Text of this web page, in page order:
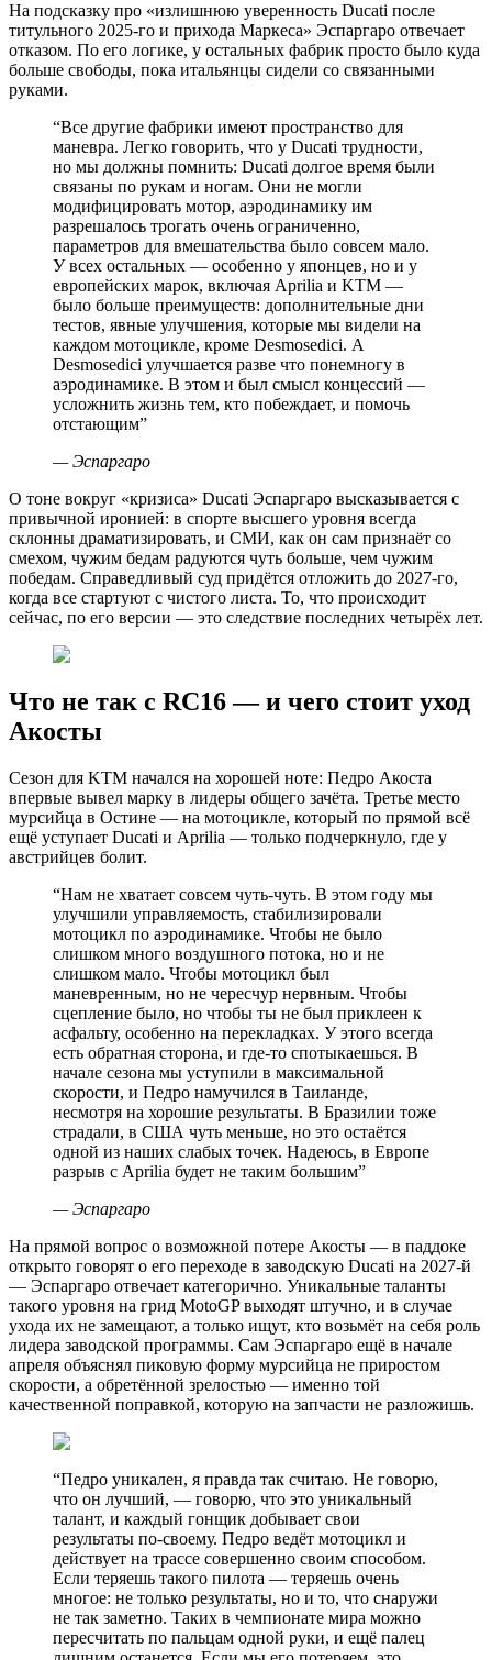
На подсказку про «излишнюю уверенность Ducati после
титульного 2025-го и прихода Маркеса» Эспаргаро отвечает
отказом. По его логике, у остальных фабрик просто было куда
больше свободы, пока итальянцы сидели со связанными
руками.
“Все другие фабрики имеют пространство для
маневра. Легко говорить, что у Ducati трудности,
но мы должны помнить: Ducati долгое время были
связаны по рукам и ногам. Они не могли
модифицировать мотор, аэродинамику им
разрешалось трогать очень ограниченно,
параметров для вмешательства было совсем мало.
У всех остальных — особенно у японцев, но и у
европейских марок, включая Aprilia и KTM —
было больше преимуществ: дополнительные дни
тестов, явные улучшения, которые мы видели на
каждом мотоцикле, кроме Desmosedici. А
Desmosedici улучшается разве что понемногу в
аэродинамике. В этом и был смысл концессий —
усложнить жизнь тем, кто побеждает, и помочь
отстающим”
—Эспаргаро
О тоне вокруг «кризиса» Ducati Эспаргаро высказывается с
привычной иронией: в спорте высшего уровня всегда
склонны драматизировать, и СМИ, как он сам признаёт со
смехом, чужим бедам радуются чуть больше, чем чужим
победам. Справедливый суд придётся отложить до 2027-го,
когда все стартуют с чистого листа. То, что происходит
сейчас, по его версии — это следствие последних четырёх лет.
Что не так с RC16 — и чего стоит уход
Акосты
Сезон для KTM начался на хорошей ноте: Педро Акоста
впервые вывел марку в лидеры общего зачёта. Третье место
мурсийца в Остине — на мотоцикле, который по прямой всё
ещё уступает Ducati и Aprilia — только подчеркнуло, где у
австрийцев болит.
“Нам не хватает совсем чуть-чуть. В этом году мы
улучшили управляемость, стабилизировали
мотоцикл по аэродинамике. Чтобы не было
слишком много воздушного потока, но и не
слишком мало. Чтобы мотоцикл был
маневренным, но не чересчур нервным. Чтобы
сцепление было, но чтобы ты не был приклеен к
асфальту, особенно на перекладках. У этого всегда
есть обратная сторона, и где-то спотыкаешься. В
начале сезона мы уступили в максимальной
скорости, и Педро намучился в Таиланде,
несмотря на хорошие результаты. В Бразилии тоже
страдали, в США чуть меньше, но это остаётся
одной из наших слабых точек. Надеюсь, в Европе
разрыв с Aprilia будет не таким большим”
—Эспаргаро
На прямой вопрос о возможной потере Акосты — в паддоке
открыто говорят о его переходе в заводскую Ducati на 2027-й
— Эспаргаро отвечает категорично. Уникальные таланты
такого уровня на грид MotoGP выходят штучно, и в случае
ухода их не замещают, а только ищут, кто возьмёт на себя роль
лидера заводской программы. Сам Эспаргаро ещё в начале
апреля объяснял пиковую форму мурсийца не приростом
скорости, а обретённой зрелостью — именно той
качественной поправкой, которую на запчасти не разложишь.
“Педро уникален, я правда так считаю. Не говорю,
что он лучший, — говорю, что это уникальный
талант, и каждый гонщик добывает свои
результаты по-своему. Педро ведёт мотоцикл и
действует на трассе совершенно своим способом.
Если теряешь такого пилота — теряешь очень
многое: не только результаты, но и то, что снаружи
не так заметно. Таких в чемпионате мира можно
пересчитать по пальцам одной руки, и ещё палец